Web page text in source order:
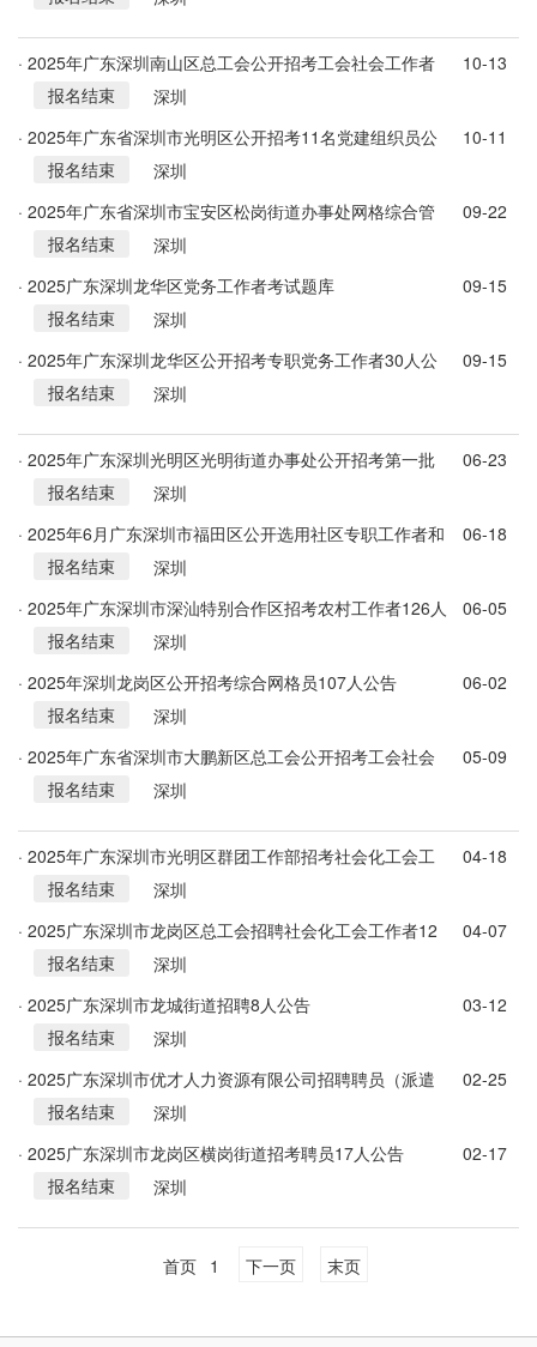
· 2025年广东深圳南山区总工会公开招考工会社会工作者
16人公告
10-13
报名结束
深圳
· 2025年广东省深圳市光明区公开招考11名党建组织员公
10-11
报名结束
深圳
· 2025年广东省深圳市宝安区松岗街道办事处网格综合管
理中心网格员招考4人公告
09-22
报名结束
深圳
· 2025广东深圳龙华区党务工作者考试题库
09-15
报名结束
深圳
· 2025年广东深圳龙华区公开招考专职党务工作者30人公
09-15
报名结束
深圳
· 2025年广东深圳光明区光明街道办事处公开招考第一批
一般类岗位专干15人公告
06-23
报名结束
深圳
· 2025年6月广东深圳市福田区公开选用社区专职工作者和
机关事业单位辅助人员50人公告
06-18
报名结束
深圳
· 2025年广东深圳市深汕特别合作区招考农村工作者126人
公告
06-05
报名结束
深圳
· 2025年深圳龙岗区公开招考综合网格员107人公告
06-02
报名结束
深圳
· 2025年广东省深圳市大鹏新区总工会公开招考工会社会
工作者公告
05-09
报名结束
深圳
· 2025年广东深圳市光明区群团工作部招考社会化工会工
作者3人公告
04-18
报名结束
深圳
· 2025广东深圳市龙岗区总工会招聘社会化工会工作者12
人公告
04-07
报名结束
深圳
· 2025广东深圳市龙城街道招聘8人公告
03-12
报名结束
深圳
· 2025广东深圳市优才人力资源有限公司招聘聘员（派遣
至坂田街道）38人公告
02-25
报名结束
深圳
· 2025广东深圳市龙岗区横岗街道招考聘员17人公告
02-17
报名结束
深圳
首页 1 下一页 末页